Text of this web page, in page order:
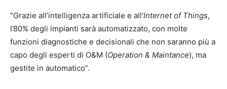
“Grazie all’intelligenza artificiale e all’Internet of Things,
l’80% degli impianti sarà automatizzato, con molte
funzioni diagnostiche e decisionali che non saranno più a
capo degli esperti di O&M (Operation & Maintance), ma
gestite in automatico”.